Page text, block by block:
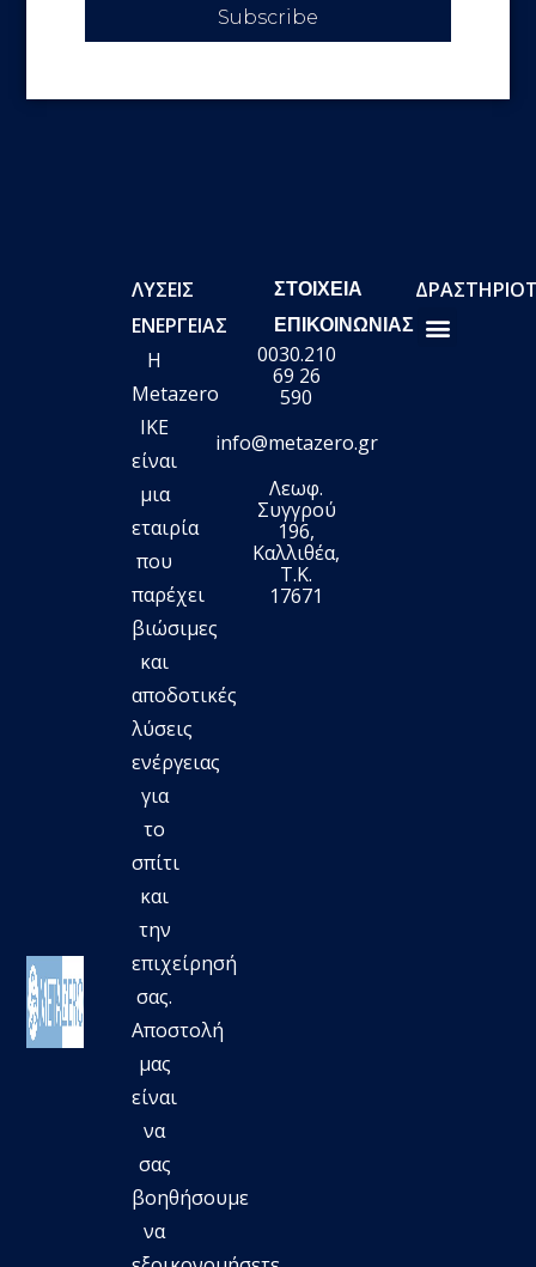
Subscribe
ΛΎΣΕΙΣ
ΕΝΈΡΓΕΙΑΣ
H
Metazero
IKE
είναι
μια
εταιρία
που
παρέχει
βιώσιμες
και
αποδοτικές
λύσεις
ενέργειας
για
το
σπίτι
και
την
επιχείρησή
σας.
Aποστολή
μας
είναι
να
σας
βοηθήσουμε
να
ΣΤΟΙΧΕΊΑ
ΕΠΙΚΟΙΝΩΝΊΑΣ
0030.210
69 26
590
info@metazero.gr
Λεωφ.
Συγγρού
196,
Καλλιθέα,
Τ.Κ.
17671